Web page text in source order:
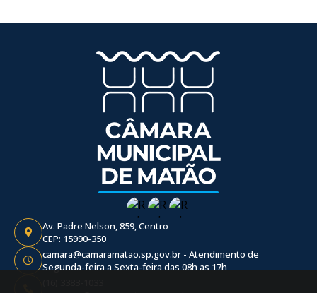
Av. Padre Nelson, 859, Centro
CEP: 15990-350
camara@camaramatao.sp.gov.br - Atendimento de
Segunda-feira a Sexta-feira das 08h as 17h